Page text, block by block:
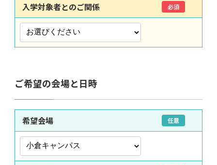
入学対象者とのご関係 必須
ご希望の会場と日時
希望会場 任意